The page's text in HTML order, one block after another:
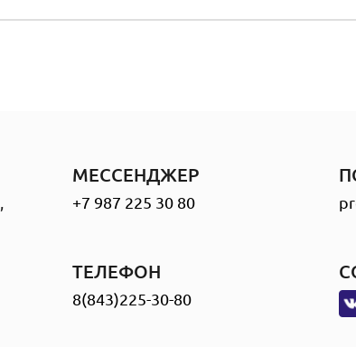
МЕССЕНДЖЕР
+7 987 225 30 80
ТЕЛЕФОН
8(843)225-30-80